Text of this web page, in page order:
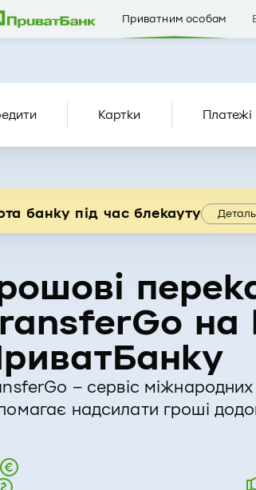
Приватним особам
Картки Платежі
банку під час блекауту
на
– сервіс
надсилати гроші